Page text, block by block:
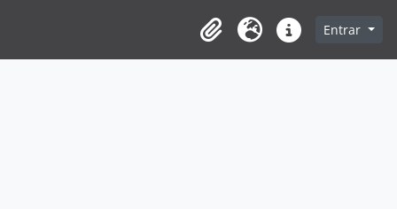
Clipboard
Idioma Ligações rápidas
Entrar